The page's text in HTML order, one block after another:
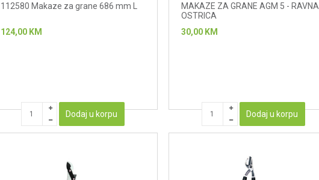
112580 Makaze za grane 686 mm L
124,00 KM
Dodaj u korpu
MAKAZE ZA GRANE AGM 5 - RAVNA
OSTRICA
30,00 KM
Dodaj u korpu